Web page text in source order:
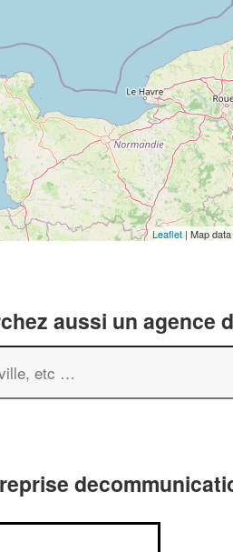
Leaflet | Map
aussi un